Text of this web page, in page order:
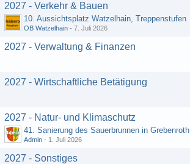
2027 - Verkehr & Bauen
10. Aussichtsplatz Watzelhain, Treppenstufen
OB Watzelhain - 7. Juli 2026
2027 - Verwaltung & Finanzen
2027 - Wirtschaftliche Betätigung
2027 - Natur- und Klimaschutz
41. Sanierung des Sauerbrunnen in Grebenroth
Admin - 1. Juli 2026
2027 - Sonstiges